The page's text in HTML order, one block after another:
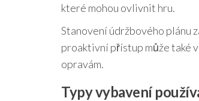
které mohou ovlivnit hru.
Stanovení údržbového plánu
proaktivní přístup může také
opravám.
Typy vybavení